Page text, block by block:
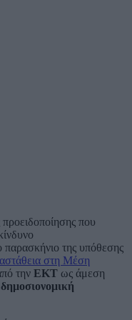
που
της υπόθεσης
στη Μέση
την ΕΚΤ ως άμεση
δημοσιονομική